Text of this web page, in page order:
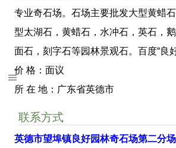
专业奇石场。石场主要批发大型黄蜡
型太湖石，黄蜡石，水冲石，英石，
面石，刻字石等园林景观石。百度“良
价 格：面议
所 在 地：广东省英德市
联系方式
英德市望埠镇良好园林奇石场第二分场